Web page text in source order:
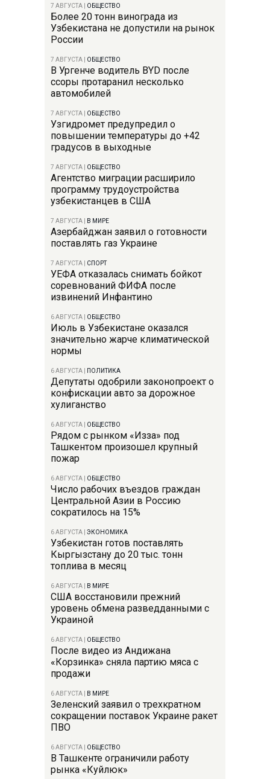
7 АВГУСТА ОБЩЕСТВО
Более 20 тонн винограда из
Узбекистана не допустили на рынок
России
7 АВГУСТА ОБЩЕСТВО
В Ургенче водитель BYD после
ссоры протаранил несколько
автомобилей
7 АВГУСТА ОБЩЕСТВО
Узгидромет предупредил о
повышении температуры до +42
градусов в выходные
7 АВГУСТА ОБЩЕСТВО
Агентство миграции расширило
программу трудоустройства
узбекистанцев в США
7 АВГУСТА В МИРЕ
Азербайджан заявил о готовности
поставлять газ Украине
7 АВГУСТА СПОРТ
УЕФА отказалась снимать бойкот
соревнований ФИФА после
извинений Инфантино
6 АВГУСТА ОБЩЕСТВО
Июль в Узбекистане оказался
значительно жарче климатической
нормы
6 АВГУСТА ПОЛИТИКА
Депутаты одобрили законопроект о
конфискации авто за дорожное
хулиганство
6 АВГУСТА ОБЩЕСТВО
Рядом с рынком «Изза» под
Ташкентом произошел крупный
пожар
6 АВГУСТА ОБЩЕСТВО
Число рабочих въездов граждан
Центральной Азии в Россию
сократилось на 15%
6 АВГУСТА ЭКОНОМИКА
Узбекистан готов поставлять
Кыргызстану до 20 тыс. тонн
топлива в месяц
6 АВГУСТА В МИРЕ
США восстановили прежний
уровень обмена разведданными с
Украиной
6 АВГУСТА ОБЩЕСТВО
После видео из Андижана
«Корзинка» сняла партию мяса с
продажи
6 АВГУСТА В МИРЕ
Зеленский заявил о трехкратном
сокращении поставок Украине ракет
ПВО
6 АВГУСТА ОБЩЕСТВО
В Ташкенте ограничили работу
рынка «Куйлюк»